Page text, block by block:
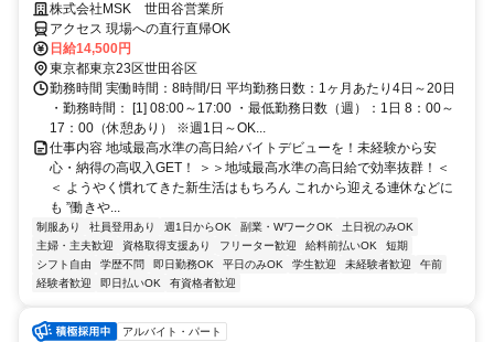
で警備員デビューをしませんか！【月収29万円可能！日払いもOK！】
勤務3日前迄シフト申請が可能です！週1日～・短期もOK！あなたのラ
イフスタイルに合わせてお仕事しませんか！未経験者大歓迎！年代幅広
く活躍しています。
株式会社MSK 世田谷営業所
アクセス 現場への直行直帰OK
日給14,500円
東京都東京23区世田谷区
勤務時間 実働時間：8時間/日 平均勤務日数：1ヶ月あたり4日～20日
・勤務時間： [1] 08:00～17:00 ・最低勤務日数（週）：1日 8：00～
17：00（休憩あり） ※週1日～OK...
仕事内容 地域最高水準の高日給バイトデビューを！未経験から安
心・納得の高収入GET！ ＞＞地域最高水準の高日給で効率抜群！＜
＜ ようやく慣れてきた新生活はもちろん これから迎える連休などに
も ”働きや...
制服あり 社員登用あり 週1日からOK 副業・WワークOK
土日祝のみOK
主婦・主夫歓迎
資格取得支援あり フリーター歓迎 給料前払いOK
短期
シフト自由
学歴不問 即日勤務OK 平日のみOK 学生歓迎 未経験者歓迎
午前
経験者歓迎
即日払いOK 有資格者歓迎
アルバイト・パート